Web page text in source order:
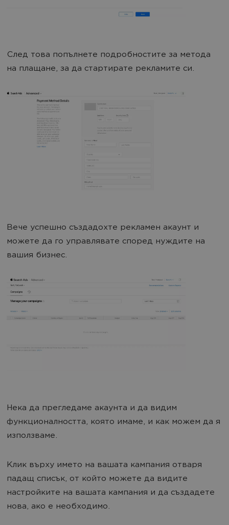
След това попълнете подробностите за метода
на плащане, за да стартирате рекламите си.
Вече успешно създадохте рекламен акаунт и
можете да го управлявате според нуждите на
вашия бизнес.
Нека да прегледаме акаунта и да видим
функционалността, която имаме, и как можем да я
използваме.
Клик върху името на вашата кампания отваря
падащ списък, от който можете да видите
настройките на вашата кампания и да създадете
нова, ако е необходимо.